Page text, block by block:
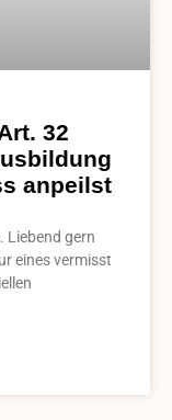
32
anpeilst
Liebend gern
eines vermisst